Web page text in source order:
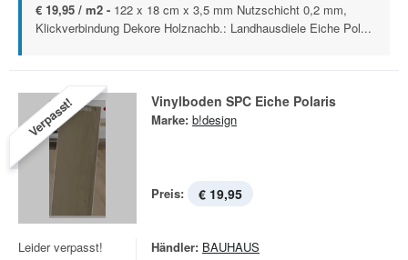
€ 19,95 / m2 - 122 x 18 cm x 3,5 mm Nutzschicht 0,2 mm,
Klickverbindung Dekore Holznachb.: Landhausdiele Eiche Pol...
Verpasst! Vinylboden SPC Eiche Polaris
Marke: b!design
Preis: € 19,95
Leider verpasst!
Händler: BAUHAUS